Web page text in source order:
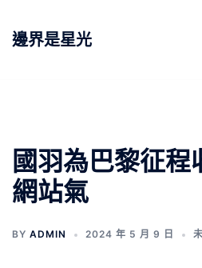
邊界是星光
國羽為巴黎征
網站氣
BY ADMIN 2024 年 5 月 9 日